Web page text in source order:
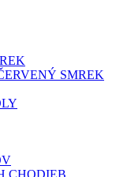
SMREK
CHODIEB